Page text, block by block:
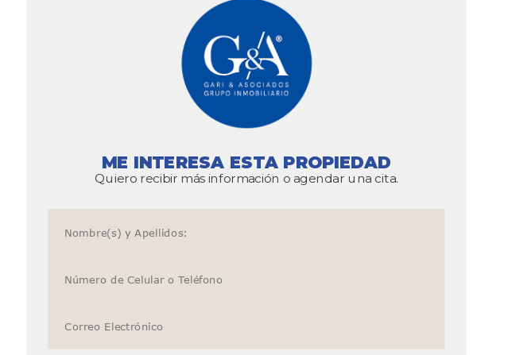
ME INTERESA ESTA PROPIEDAD
Quiero recibir más información o agendar una cita.